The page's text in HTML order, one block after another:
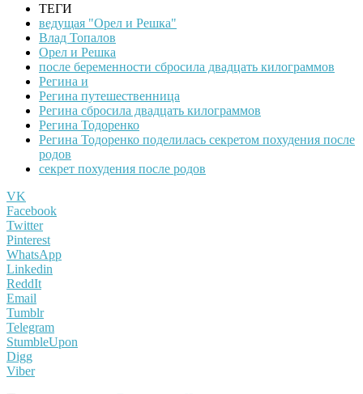
ТЕГИ
ведущая "Орел и Решка"
Влад Топалов
Орел и Решка
после беременности сбросила двадцать килограммов
Регина и
Регина путешественница
Регина сбросила двадцать килограммов
Регина Тодоренко
Регина Тодоренко поделилась секретом похудения после
родов
секрет похудения после родов
VK
Facebook
Twitter
Pinterest
WhatsApp
Linkedin
ReddIt
Email
Tumblr
Telegram
StumbleUpon
Digg
Viber